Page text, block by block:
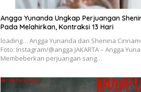
Angga Yunanda Ungkap Perjuangan
Pada Melahirkan, Kontraksi 13 Hari
loading… Angga Yunanda dan Shenina
Foto: Instagram/@angga JAKARTA – Angga
Membeberkan perjuangan sang…